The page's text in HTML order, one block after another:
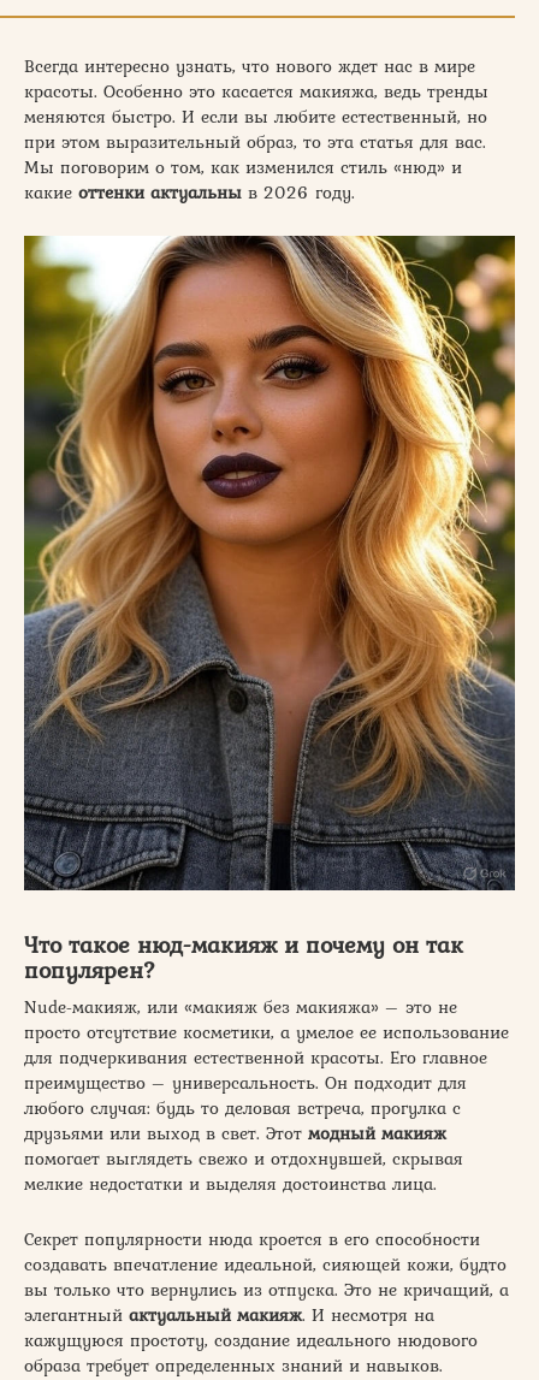
Всегда интересно узнать, что нового ждет нас в мире
красоты. Особенно это касается макияжа, ведь тренды
меняются быстро. И если вы любите естественный, но
при этом выразительный образ, то эта статья для вас.
Мы поговорим о том, как изменился стиль «нюд» и
какие оттенки актуальны в 2026 году.
Что такое нюд-макияж и почему он так
популярен?
Nude-макияж, или «макияж без макияжа» – это не
просто отсутствие косметики, а умелое ее использование
для подчеркивания естественной красоты. Его главное
преимущество – универсальность. Он подходит для
любого случая: будь то деловая встреча, прогулка с
друзьями или выход в свет. Этот модный макияж
помогает выглядеть свежо и отдохнувшей, скрывая
мелкие недостатки и выделяя достоинства лица.
Секрет популярности нюда кроется в его способности
создавать впечатление идеальной, сияющей кожи, будто
вы только что вернулись из отпуска. Это не кричащий, а
элегантный актуальный макияж. И несмотря на
кажущуюся простоту, создание идеального нюдового
образа требует определенных знаний и навыков.